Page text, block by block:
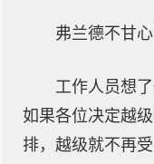
弗兰德不甘
工作人员想
如果各位决定越
排，越级就不再